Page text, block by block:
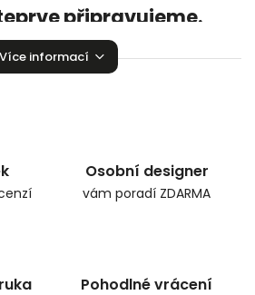
připravujeme.
na ostatní kategorie.
Více informací
Osobní designer
vám poradí ZDARMA
Pohodlné vrácení